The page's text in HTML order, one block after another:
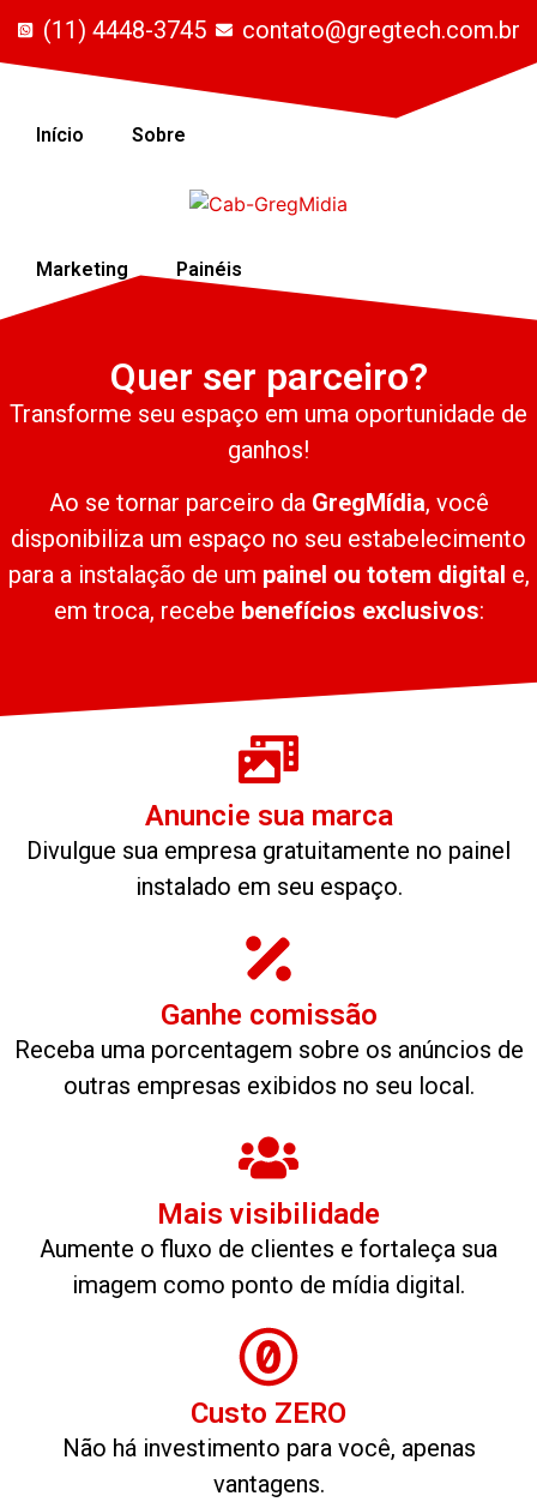
(11) 4448-3745 contato@gregtech.com.br
Início Sobre
Marketing Painéis
Quer ser parceiro?
Transforme seu espaço em uma oportunidade de
ganhos!
Ao se tornar parceiro da GregMídia, você
disponibiliza um espaço no seu estabelecimento
para a instalação de um painel ou totem digital e,
em troca, recebe benefícios exclusivos:
Anuncie sua marca
Divulgue sua empresa gratuitamente no painel
instalado em seu espaço.
Ganhe comissão
Receba uma porcentagem sobre os anúncios de
outras empresas exibidos no seu local.
Mais visibilidade
Aumente o fluxo de clientes e fortaleça sua
imagem como ponto de mídia digital.
Custo ZERO
Não há investimento para você, apenas
vantagens.